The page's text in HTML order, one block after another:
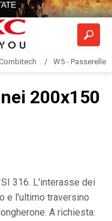
W5 - Passerelle
200x150
316. L'interasse dei
e l'ultimo traversino
A richiesta: